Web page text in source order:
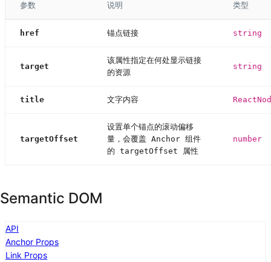
参数 说明 类型
href 锚点链接 string
target
该属性指定在何处显示链接
的资源
string
title 文字内容
targetOffset
设置单个锚点的滚动偏移
量，会覆盖 Anchor 组件
的 targetOffset 属性
number
Semantic DOM
API
Anchor Props
Link Props